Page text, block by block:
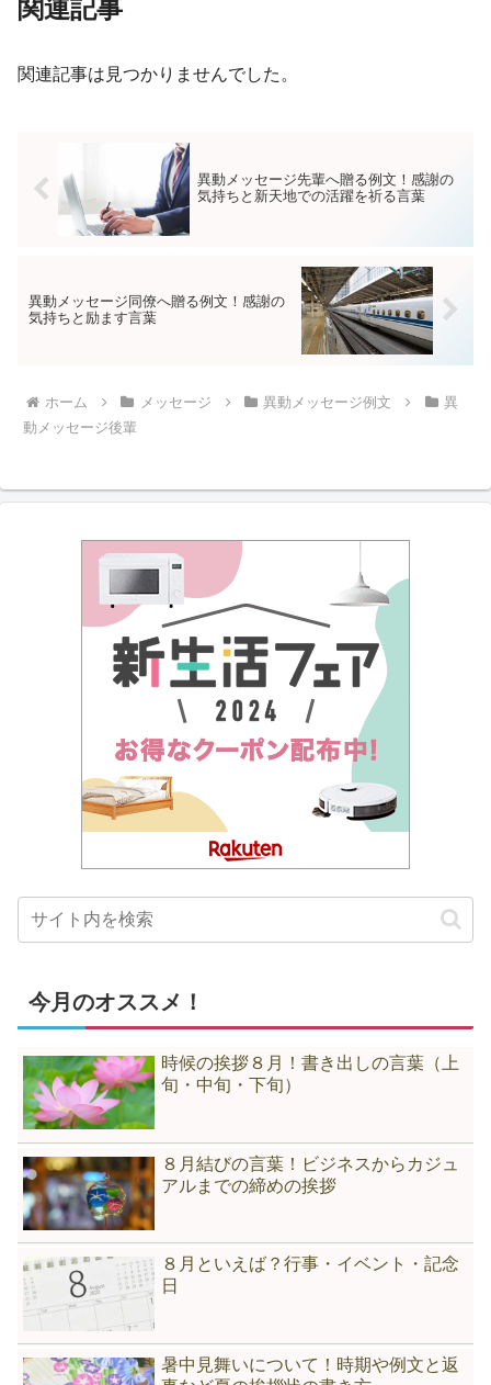
関連記事
関連記事は見つかりませんでした。
異動メッセージ先輩へ贈る例文！感謝の
気持ちと新天地での活躍を祈る言葉
異動メッセージ同僚へ贈る例文！感謝の
気持ちと励ます言葉
ホーム メッセージ 異動メッセージ例文
異
動メッセージ後輩
今月のオススメ！
時候の挨拶８月！書き出しの言葉（上
旬・中旬・下旬）
８月結びの言葉！ビジネスからカジュ
アルまでの締めの挨拶
８月といえば？行事・イベント・記念
日
暑中見舞いについて！時期や例文と返